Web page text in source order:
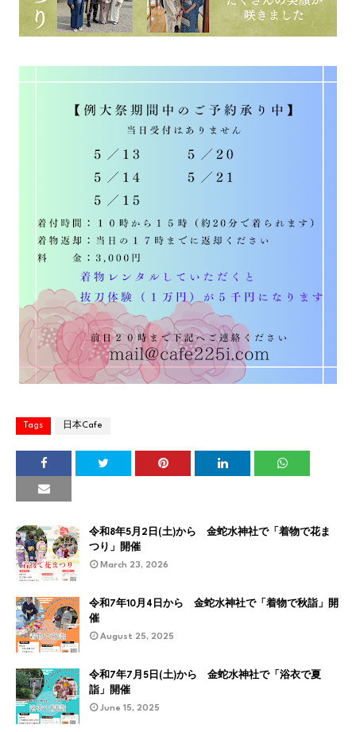
Tags 日本Cafe
令和8年5月2日(土)から 金蛇水神社で「着物で花ま
つり」開催
March 23, 2026
令和7年10月4日から 金蛇水神社で「着物で秋詣」開
催
August 25, 2025
令和7年7月5日(土)から 金蛇水神社で「浴衣で夏
詣」開催
June 15, 2025